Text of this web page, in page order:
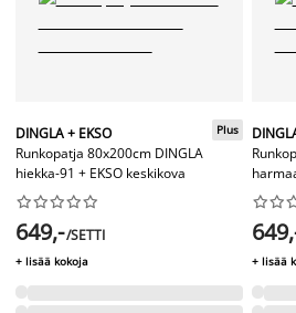
DINGLA + EKSO
Runkopatja 80x200cm DINGLA
hiekka-91 + EKSO keskikova
Plus






649,-/SETTI
+ lisää kokoja



+ lisää